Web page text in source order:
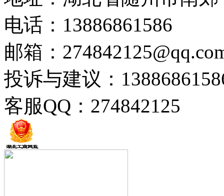
电话：13886861586
邮箱：
投诉与建议：
客服QQ：274842125